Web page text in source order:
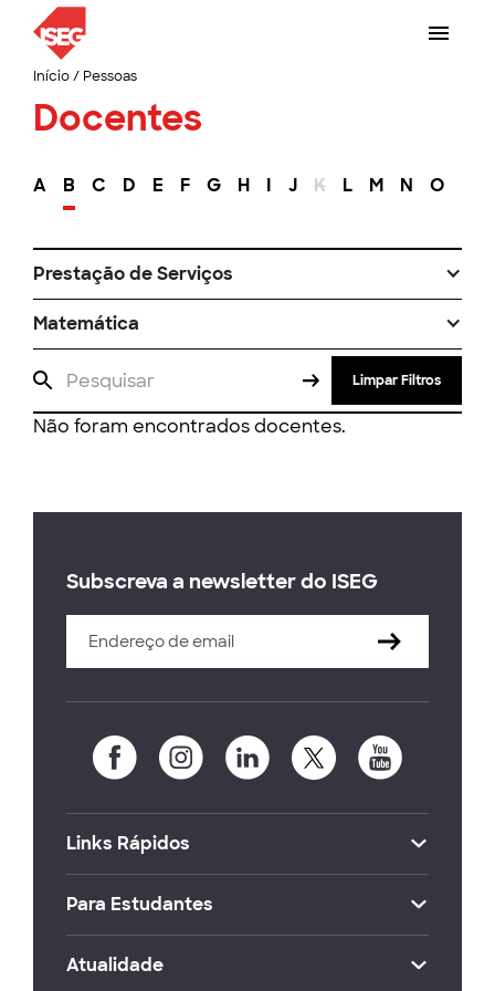
Início/ Pessoas
Docentes
A B C D E F G H I J K L M N O
Prestação de Serviços
Matemática
Limpar Filtros
Não foram encontrados docentes.
Subscreva a newsletter do ISEG
Links Rápidos
Para Estudantes
Atualidade